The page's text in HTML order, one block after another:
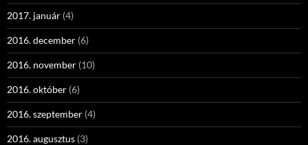
2017. január (4)
2016. december (6)
2016. november (10)
2016. október (6)
2016. szeptember (4)
2016. augusztus (3)